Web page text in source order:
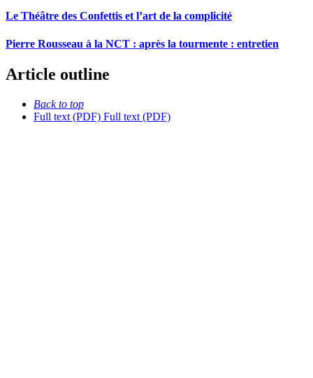
Le Théâtre des Confettis et l’art de la complicité
Pierre Rousseau à la NCT : après la tourmente : entretien
Article outline
Back to top
Full text (PDF) Full text (PDF)